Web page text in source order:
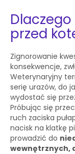
przed
Zignorowanie
konsekwencje,
Weterynaryjny
serię urazów, do
wydostać się
Próbując się
ruch zaciska
nacisk na klatkę
prowadzić do
wewnętrznych,